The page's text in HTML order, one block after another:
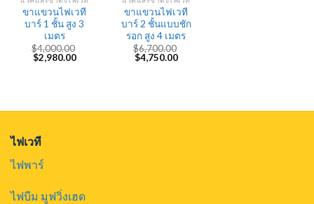
ขาแขวนไฟเวที
บาร์ 1 ชั้น สูง 3
เมตร
$4,000.00
Original
price
$2,980.00Current
ขาแขวนไฟเวที
บาร์ 2 ชั้นแบบชัก
รอก สูง 4 เมตร
$6,700.00
Original
price
$4,750.00Current
ไฟเวที
ไฟพาร์
ไฟบีม มูฟวิ่งเฮด